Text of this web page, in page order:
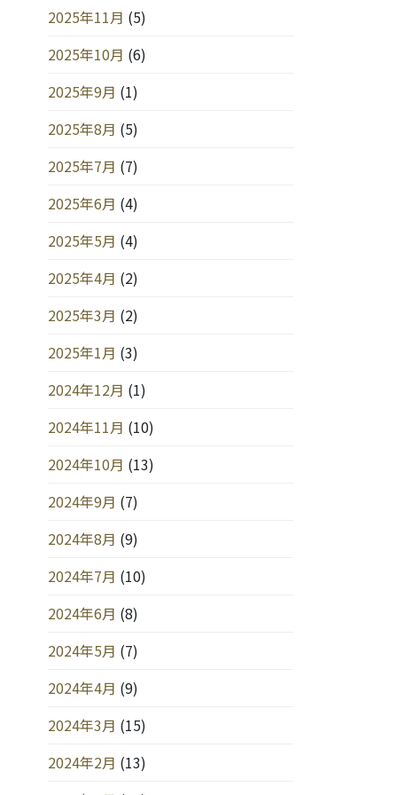
2025年11月 (5)
2025年10月 (6)
2025年9月 (1)
2025年8月 (5)
2025年7月 (7)
2025年6月 (4)
2025年5月 (4)
2025年4月 (2)
2025年3月 (2)
2025年1月 (3)
2024年12月 (1)
2024年11月 (10)
2024年10月 (13)
2024年9月 (7)
2024年8月 (9)
2024年7月 (10)
2024年6月 (8)
2024年5月 (7)
2024年4月 (9)
2024年3月 (15)
2024年2月 (13)